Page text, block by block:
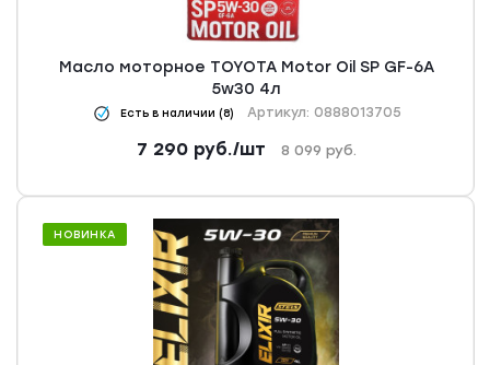
Масло моторное TOYOTA Motor Oil SP GF-6A
5w30 4л
Есть в наличии (8) Артикул: 0888013705
7 290руб./шт 8 099 руб.
НОВИНКА